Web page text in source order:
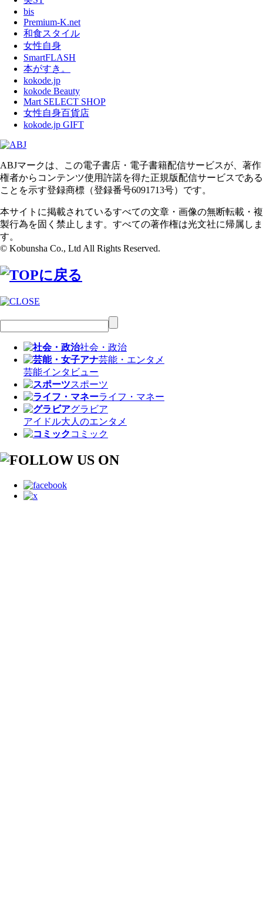
bis
Premium-K.net
和食スタイル
女性自身
SmartFLASH
本がすき。
kokode.jp
kokode Beauty
Mart SELECT SHOP
女性自身百貨店
kokode.jp GIFT
ABJマークは、この電子書店・電子書籍配信サービスが、著作
権者からコンテンツ使用許諾を得た正規版配信サービスである
ことを示す登録商標（登録番号6091713号）です。
本サイトに掲載されているすべての文章・画像の無断転載・複
製行為を固く禁止します。すべての著作権は光文社に帰属しま
す。
© Kobunsha Co., Ltd All Rights Reserved.
社会・政治
芸能・エンタメ
芸能インタビュー
スポーツ
ライフ・マネー
グラビア
アイドル大人のエンタメ
コミック